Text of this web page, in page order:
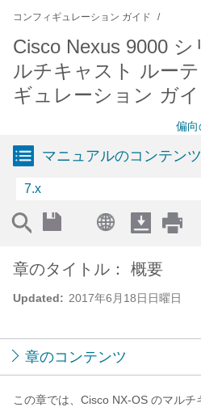
コンフィギュレーション ガイド
Cisco Nexus 9000
ルチキャスト ルー
ギュレーション ガ
偏向
マニュアルのコンテンツ
7.x
Updated: 2017年6月18日日曜日
章のタイトル： 概要
章のコンテンツ
この章では、Cisco NX-OS のマル